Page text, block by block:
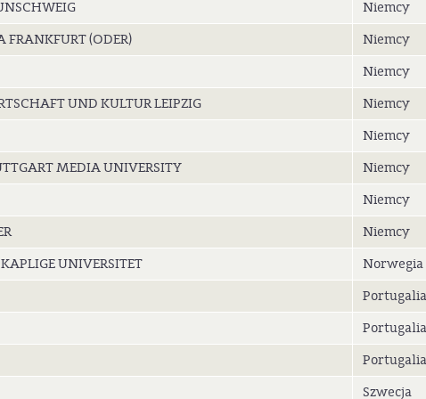
Niemcy
(ODER)
Niemcy
Niemcy
UND KULTUR LEIPZIG
Niemcy
Niemcy
MEDIA UNIVERSITY
Niemcy
Niemcy
Niemcy
UNIVERSITET
Norwegia
Portugalia
Portugalia
Portugalia
Szwecja